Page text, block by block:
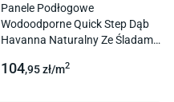
Panele Podłogowe
Wodoodporne Quick Step Dąb
Havanna Naturalny Ze Śladami
Fuga
104,95zł/m2